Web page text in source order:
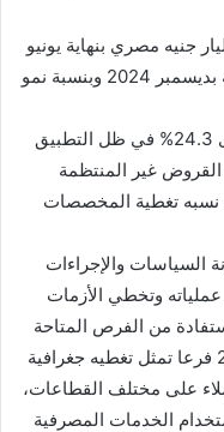
إجمالي الأصول المجمعة 844 مليار جنيه مصري بنهاية يونيو
2025 بزيادة قدرها 24 مليار جنيه مقارنة بديسمبر 2024 وبنسبة نمو
♦ وقد بلغ معدل كفاية رأس المال مستوى 24.3% في ظل التطبيق
القروض غير المنتظمة
2025، بينما بلغت نسبه تغطية المخصصات
السياسات والإجراءات
وتخطي الأزمات
من الفرص المتاحة
بها من خلال شبكة فروعه التي بلغت 235 فرعا تمثل تغطيه جغرافية
على مختلف القطاعات،
الخدمات المصرفية